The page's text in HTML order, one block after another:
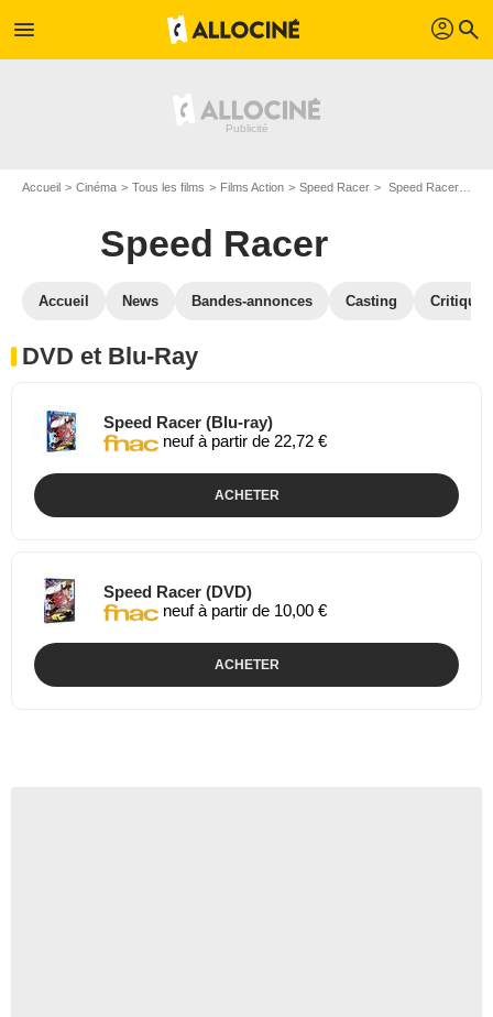
menu profil search
Accueil Cinéma Tous les films Films Action Speed Racer Speed Racer en DVD Blu Ray
Speed Racer
Accueil News Bandes-annonces Casting
DVD et Blu-Ray
Speed Racer (Blu-ray)
neuf à partir de 22,72 €
ACHETER
Speed Racer (DVD)
neuf à partir de 10,00 €
ACHETER